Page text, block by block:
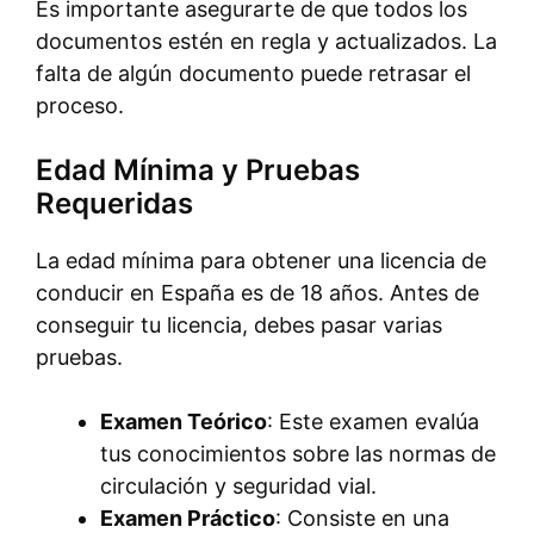
Es importante asegurarte de que todos los
documentos estén en regla y actualizados. La
falta de algún documento puede retrasar el
proceso.
Edad Mínima y Pruebas
Requeridas
La edad mínima para obtener una licencia de
conducir en España es de 18 años. Antes de
conseguir tu licencia, debes pasar varias
pruebas.
Examen Teórico: Este examen evalúa
tus conocimientos sobre las normas de
circulación y seguridad vial.
Examen Práctico: Consiste en una